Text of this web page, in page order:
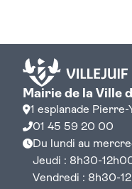
Mairie de la Ville
1 esplanade
01 45 59 20 00
Du lundi au
Jeudi : 8h30-
Vendredi : 8h30-